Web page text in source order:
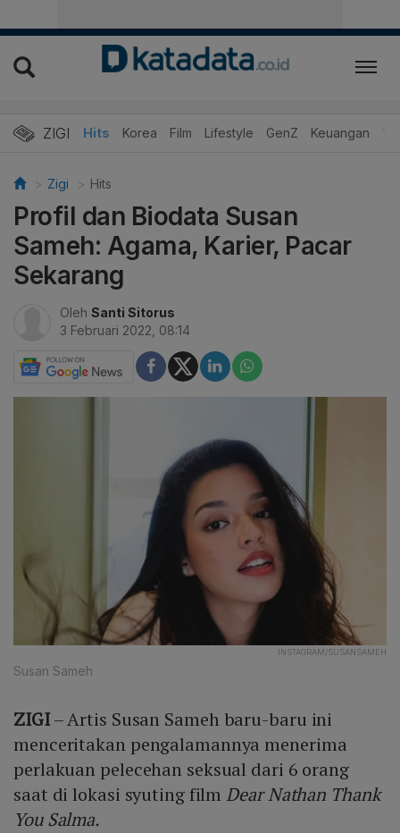
ZIGI Hits Korea Film Lifestyle GenZ Keuangan
Zigi Hits
Profil dan Biodata Susan
Sameh: Agama, Karier, Pacar
Sekarang
Oleh Santi Sitorus
3 Februari 2022, 08:14
INSTAGRAM/SUSANSAMEH
Susan Sameh
ZIGI– Artis Susan Sameh baru-baru ini
menceritakan pengalamannya menerima
perlakuan pelecehan seksual dari 6 orang
saat di lokasi syuting film Dear Nathan Thank
You Salma.